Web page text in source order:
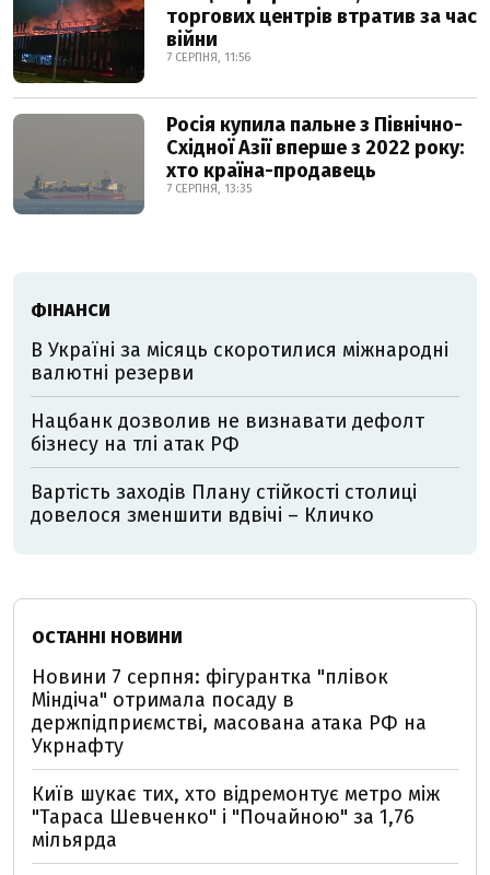
торгових центрів втратив за час
війни
7 СЕРПНЯ, 11:56
Росія купила пальне з Північно-
Східної Азії вперше з 2022 року:
хто країна-продавець
7 СЕРПНЯ, 13:35
ФІНАНСИ
В Україні за місяць скоротилися міжнародні
валютні резерви
Нацбанк дозволив не визнавати дефолт
бізнесу на тлі атак РФ
Вартість заходів Плану стійкості столиці
довелося зменшити вдвічі – Кличко
ОСТАННІ НОВИНИ
Новини 7 серпня: фігурантка "плівок
Міндіча" отримала посаду в
держпідприємстві, масована атака РФ на
Укрнафту
Київ шукає тих, хто відремонтує метро між
"Тараса Шевченко" і "Почайною" за 1,76
мільярда